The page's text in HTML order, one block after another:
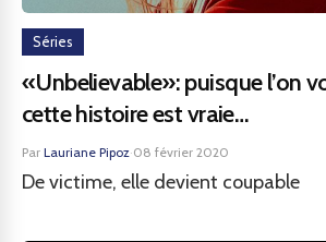
Séries
«Unbelievable»: puisque l’on
cette histoire est vraie…
Par Lauriane Pipoz·08 février 2020
De victime, elle devient coupable